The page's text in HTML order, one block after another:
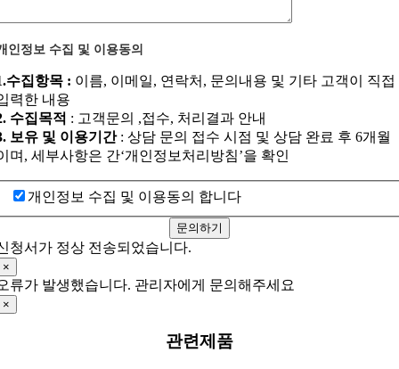
인정보 수집 및 이용동의
수집항목 : 이름, 이메일, 연락처, 문의내용 및 기타 고객이 직접
력한 내용
수집목적 : 고객문의 ,접수, 처리결과 안내
보유 및 이용기간: 상담 문의 접수 시점 및 상담 완료 후 6개월
며, 세부사항은 간‘개인정보처리방침’을 확인
개인정보 수집 및 이용동의 합니다
문의하기
청서가 정상 전송되었습니다.
×
류가 발생했습니다. 관리자에게 문의해주세요
×
관련제품